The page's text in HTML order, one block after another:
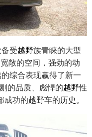
受越野族青睐的大型
敞的空间，强劲的动
综合表现赢得了新一
的品质、彪悍的越野性
成功的越野车的历史。